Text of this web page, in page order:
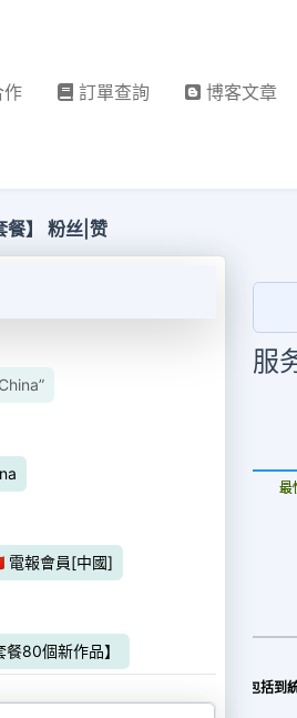
作 訂單查詢 博客文章
餐】 粉丝|赞
電報會員[中國]
80個新作品】
服
電報 推广 ᴛɢ 🇨🇳 Fake 浏览量
最
最